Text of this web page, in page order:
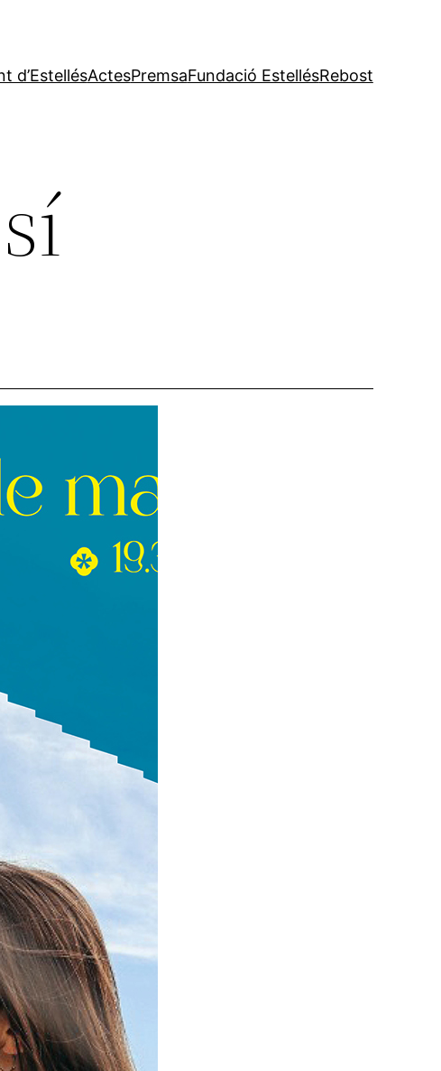
d’EstellésActesPremsaFundació EstellésRebost